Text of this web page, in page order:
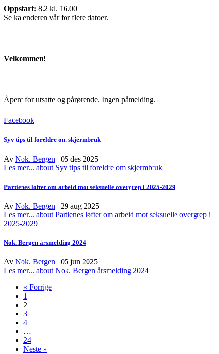
Oppstart: 8.2 kl. 16.00
Se kalenderen vår for flere datoer.
Velkommen!
Å‍pent for utsatte og pårørende. Ingen påmelding.
Facebook
Syv tips til foreldre om skjermbruk
Av Nok. Bergen | 05 des 2025
Les mer... about Syv tips til foreldre om skjermbruk
Partienes løfter om arbeid mot seksuelle overgrep i 2025-2029
Av Nok. Bergen | 29 aug 2025
Les mer... about Partienes løfter om arbeid mot seksuelle overgrep i
2025-2029
Nok. Bergen årsmelding 2024
Av Nok. Bergen | 05 jun 2025
Les mer... about Nok. Bergen årsmelding 2024
« Forrige
1
2
3
4
…
24
Neste »